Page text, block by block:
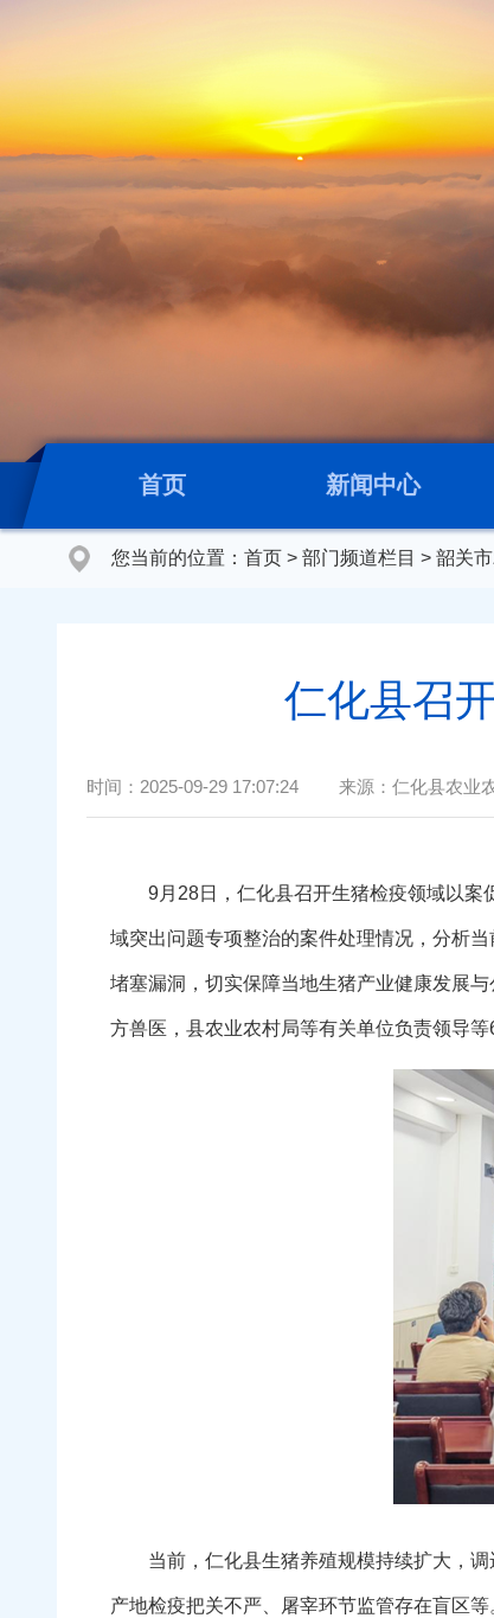
首页 新闻中心
您当前的位置： 首页 > 部门频道栏目 > 韶关
仁化县召
时间： 2025-09-29 17:07:24 来源： 仁化县农业
9月28日，仁化县召开生猪检疫领域以案促
域突出问题专项整治的案件处理情况，分析
堵塞漏洞，切实保障当地生猪产业健康发展
方兽医，县农业农村局等有关单位负责领导等
当前，仁化县生猪养殖规模持续扩大，调
产地检疫把关不严、屠宰环节监管存在盲区